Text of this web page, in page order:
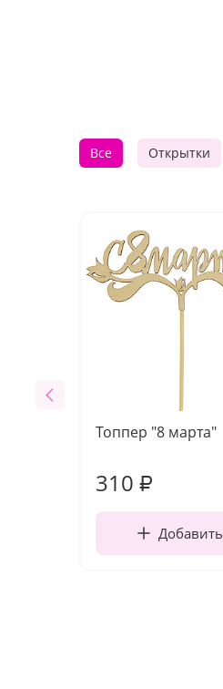
Все Открытки
Топпер "8 марта"
310 ₽
Добавить